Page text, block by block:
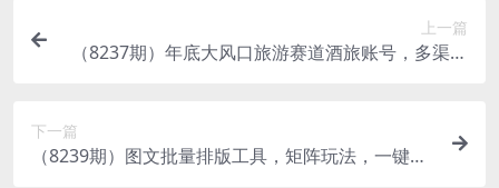
上一篇
（8237期）年底大风口旅游赛道酒旅账号，多渠道
下一篇
（8239期）图文批量排版工具，矩阵玩法，一键生